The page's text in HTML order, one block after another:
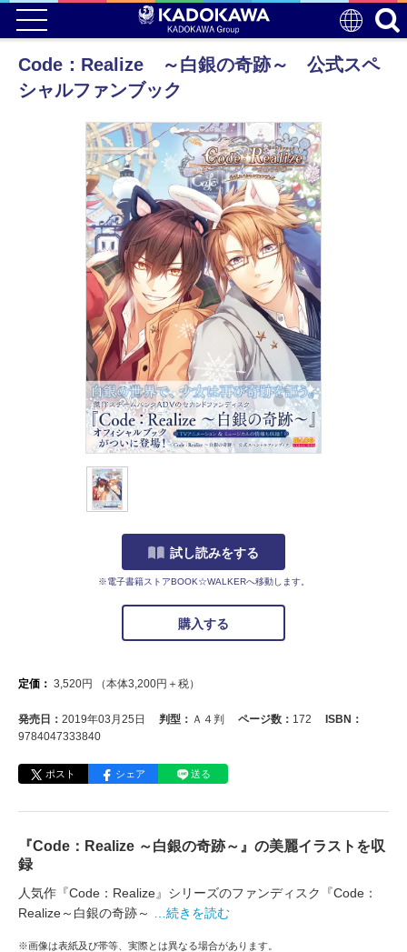
Code：Realize ～白銀の奇跡～ 公式スペ
シャルファンブック
試し読みをする
※電子書籍ストアBOOK☆WALKERへ移動します。
購入する
定価： 3,520円 （本体3,200円＋税）
発売日： 2019年03月25日 判型： Ａ４判 ページ数： 172
ISBN：
9784047333840
ポスト シェア 送る
『Code：Realize ～白銀の奇跡～』の美麗イラストを収
録
人気作『Code：Realize』シリーズのファンディスク『Code：
Realize～白銀の奇跡～
…続きを読む
※画像は表紙及び帯等、実際とは異なる場合があります。